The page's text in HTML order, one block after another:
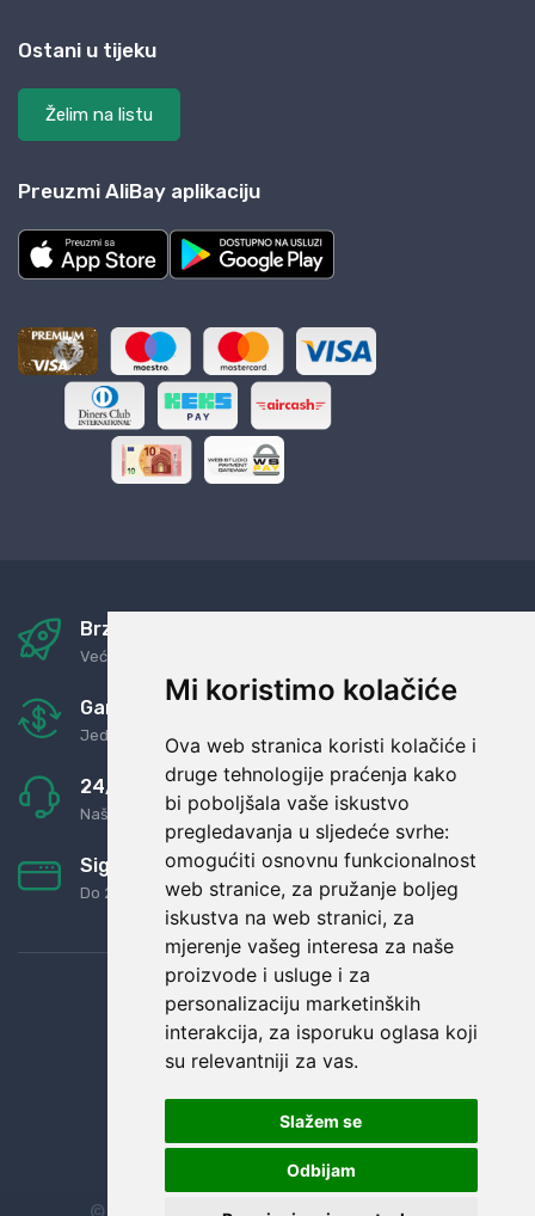
Mi koristimo kolačiće
Ova web stranica koristi kolačiće i
druge tehnologije praćenja kako
bi poboljšala vaše iskustvo
pregledavanja u sljedeće svrhe:
omogućiti osnovnu funkcionalnost
web stranice, za pružanje boljeg
iskustva na web stranici, za
mjerenje vašeg interesa za naše
proizvode i usluge i za
personalizaciju marketinških
interakcija, za isporuku oglasa koji
su relevantniji za vas.
Slažem se
Odbijam
Ostani u tijeku
Želim na listu
Preuzmi AliBay aplikaciju
Brza i sigurna dostava
Već za nekoliko dana kod vas
Garancija u povrat novaca
Jednostavno pravilo: Roba za novac
24/7 odlična podrška
Naši agenti uvijek na raspolaganju
Sigurno obročno plaćanje
Do 24 rata bez kamata